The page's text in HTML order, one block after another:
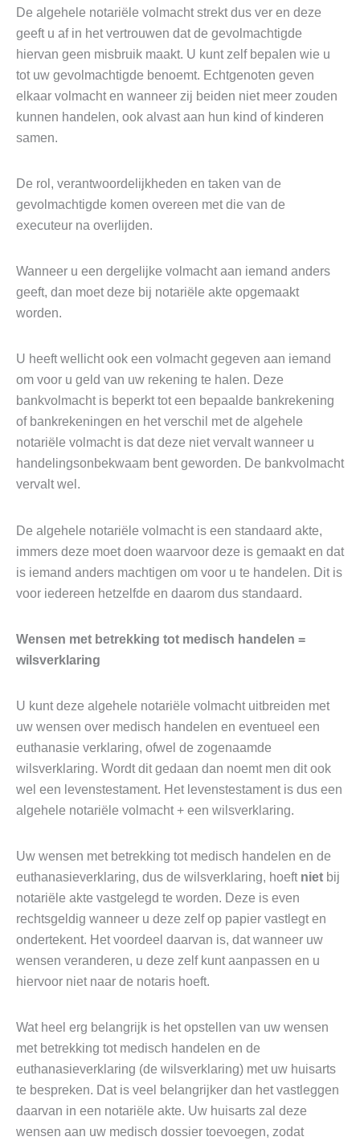
De algehele notariële volmacht strekt dus ver en deze
geeft u af in het vertrouwen dat de gevolmachtigde
hiervan geen misbruik maakt. U kunt zelf bepalen wie u
tot uw gevolmachtigde benoemt. Echtgenoten geven
elkaar volmacht en wanneer zij beiden niet meer zouden
kunnen handelen, ook alvast aan hun kind of kinderen
samen.
De rol, verantwoordelijkheden en taken van de
gevolmachtigde komen overeen met die van de
executeur na overlijden.
Wanneer u een dergelijke volmacht aan iemand anders
geeft, dan moet deze bij notariële akte opgemaakt
worden.
U heeft wellicht ook een volmacht gegeven aan iemand
om voor u geld van uw rekening te halen. Deze
bankvolmacht is beperkt tot een bepaalde bankrekening
of bankrekeningen en het verschil met de algehele
notariële volmacht is dat deze niet vervalt wanneer u
handelingsonbekwaam bent geworden. De bankvolmacht
vervalt wel.
De algehele notariële volmacht is een standaard akte,
immers deze moet doen waarvoor deze is gemaakt en dat
is iemand anders machtigen om voor u te handelen. Dit is
voor iedereen hetzelfde en daarom dus standaard.
Wensen met betrekking tot medisch handelen =
wilsverklaring
U kunt deze algehele notariële volmacht uitbreiden met
uw wensen over medisch handelen en eventueel een
euthanasie verklaring, ofwel de zogenaamde
wilsverklaring. Wordt dit gedaan dan noemt men dit ook
wel een levenstestament. Het levenstestament is dus een
algehele notariële volmacht + een wilsverklaring.
Uw wensen met betrekking tot medisch handelen en de
euthanasieverklaring, dus de wilsverklaring, hoeft niet bij
notariële akte vastgelegd te worden. Deze is even
rechtsgeldig wanneer u deze zelf op papier vastlegt en
ondertekent. Het voordeel daarvan is, dat wanneer uw
wensen veranderen, u deze zelf kunt aanpassen en u
hiervoor niet naar de notaris hoeft.
Wat heel erg belangrijk is het opstellen van uw wensen
met betrekking tot medisch handelen en de
euthanasieverklaring (de wilsverklaring) met uw huisarts
te bespreken. Dat is veel belangrijker dan het vastleggen
daarvan in een notariële akte. Uw huisarts zal deze
wensen aan uw medisch dossier toevoegen, zodat